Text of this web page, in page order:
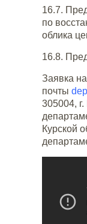
16.7.
по
облика
16.8.
Заявка
почты
305004,
Курской